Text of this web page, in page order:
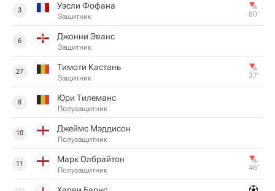
3 Уэсли Фофана
Защитник 80‎’‎
6 Джонни Эванс
Защитник
27 Тимоти Кастань
Защитник 37‎’‎
8 Юри Тилеманс
Полузащитник
10 Джеймс Мэддисон
Полузащитник
11 Марк Олбрайтон
Полузащитник 46‎’‎